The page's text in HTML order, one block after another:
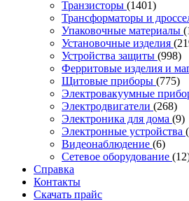
Транзисторы (1401)
Трансформаторы и
Упаковочные материалы
Установочные изделия
Устройства защиты (998)
Ферритовые изделия и
Щитовые приборы (775)
Электровакуумные
Электродвигатели (268)
Электроника для дома (9)
Электронные устройства
Видеонаблюдение (6)
Сетевое оборудование
Справка
Контакты
Скачать прайс